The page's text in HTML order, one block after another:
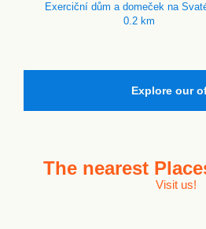
Exerciční dům a domeček na
0.2 km
Explore our
The nearest
Visit us!